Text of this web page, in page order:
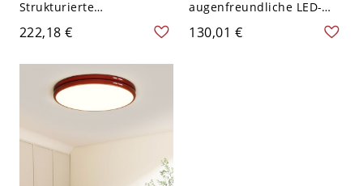
Strukturierte
Harzsteinleuchte,
Asymmetrische
Kieselform - Ziegelrot
110V-120V 45,72 cm
222,18 €
augenfreundliche LED-
Deckenleuchte,
mehrfarbige, dimmbare
130,01 €